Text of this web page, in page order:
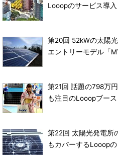
Looopのサービス導入
第20回 52kWの太陽
エントリーモデル「
第21回 話題の798万
も注目のLooopブース
第22回 太陽光発電所
もカバーするLooopの